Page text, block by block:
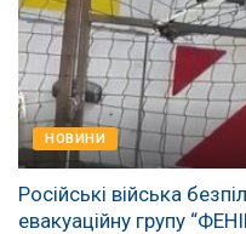
НОВИНИ
Російські війська
евакуаційну групу